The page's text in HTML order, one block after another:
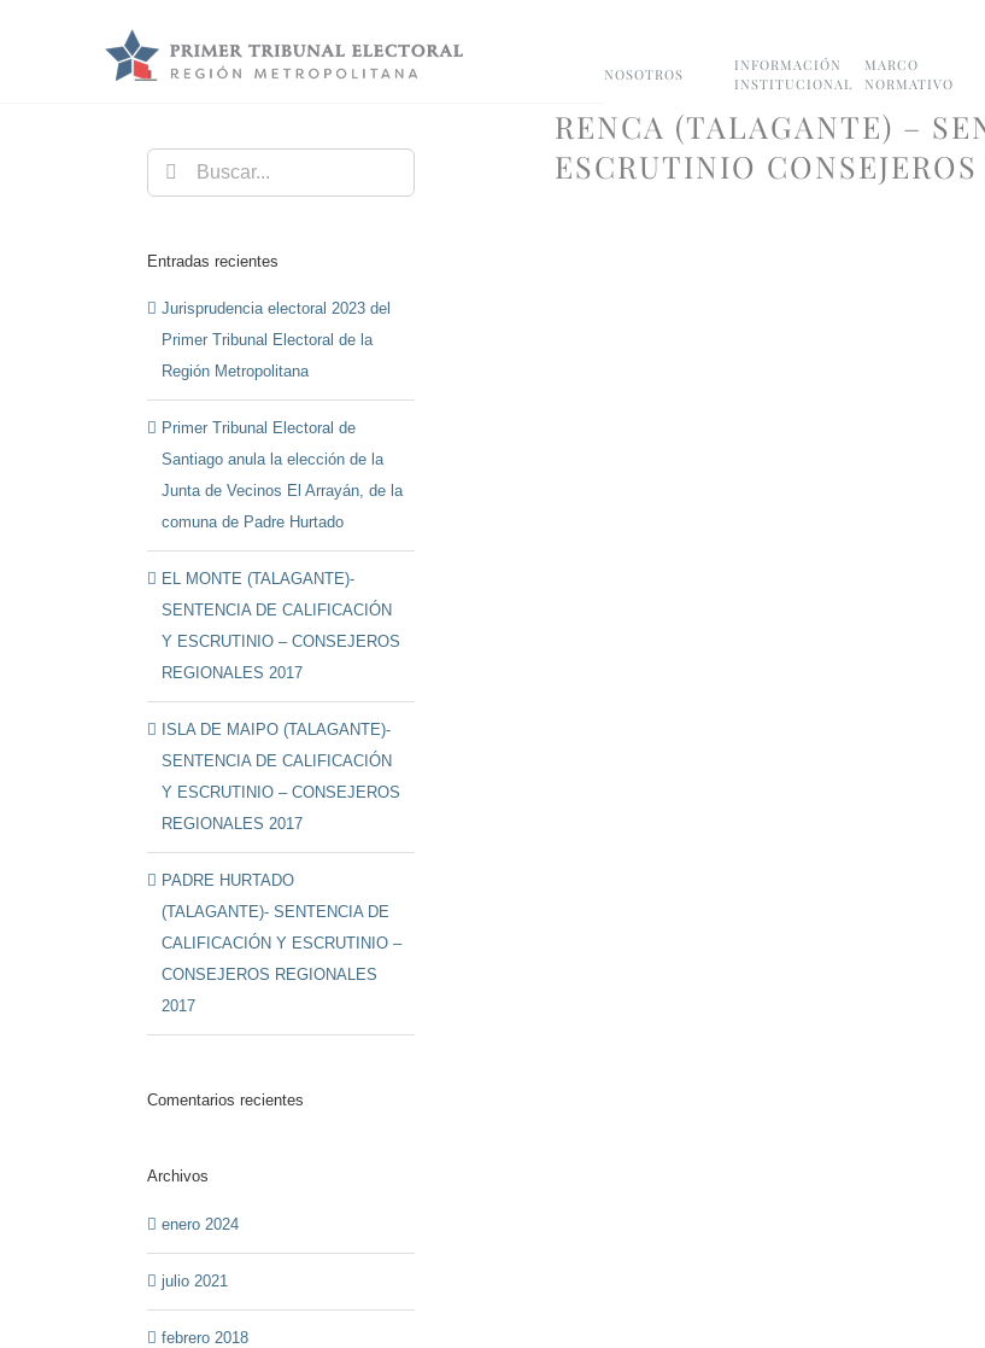
NOSOTROS
INFORMACIÓN
INSTITUCIONAL
MARCO
NORMATIVO
RENCA (TALAGANTE) –
ESCRUTINIO
Buscar:
Entradas recientes
Jurisprudencia electoral 2023 del
Primer Tribunal Electoral de la
Región Metropolitana
Primer Tribunal Electoral de
Santiago anula la elección de la
Junta de Vecinos El Arrayán, de la
comuna de Padre Hurtado
EL MONTE (TALAGANTE)-
SENTENCIA DE CALIFICACIÓN
Y ESCRUTINIO – CONSEJEROS
REGIONALES 2017
ISLA DE MAIPO (TALAGANTE)-
SENTENCIA DE CALIFICACIÓN
Y ESCRUTINIO – CONSEJEROS
REGIONALES 2017
PADRE HURTADO
(TALAGANTE)- SENTENCIA DE
CALIFICACIÓN Y ESCRUTINIO –
CONSEJEROS REGIONALES
2017
Comentarios recientes
Archivos
enero 2024
julio 2021
febrero 2018